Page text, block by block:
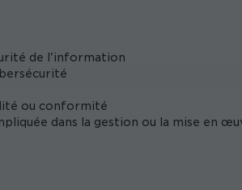
de l'information
ou conformité
dans la gestion ou la mise en